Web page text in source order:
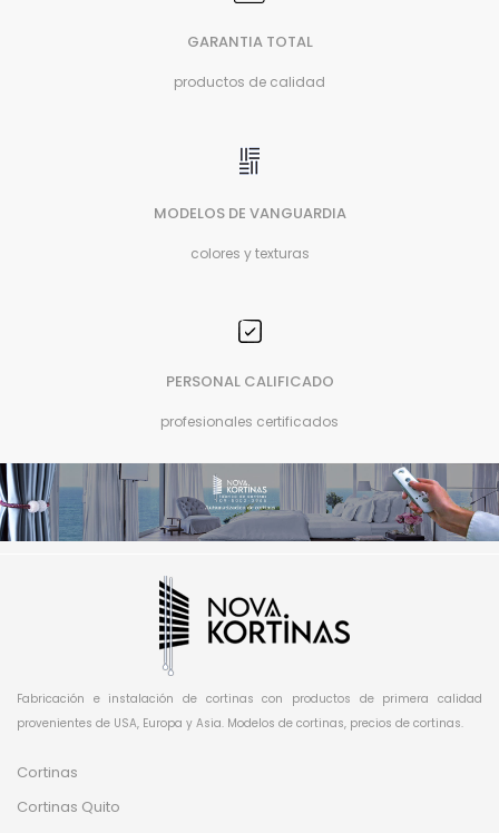
GARANTIA TOTAL
productos de calidad
MODELOS DE VANGUARDIA
colores y texturas
PERSONAL CALIFICADO
profesionales certificados
Fabricación e instalación de cortinas con productos de primera calidad
provenientes de USA, Europa y Asia. Modelos de cortinas, precios de cortinas.
Cortinas
Cortinas Quito